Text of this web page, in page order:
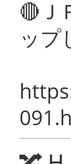
🔴Ｊ
ップ